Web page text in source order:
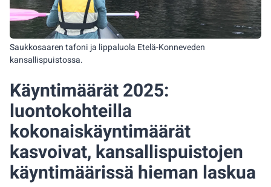
Saukkosaaren tafoni ja lippaluola Etelä-Konneveden
kansallispuistossa.
Käyntimäärät 2025:
luontokohteilla
kokonaiskäyntimäärät
kasvoivat, kansallispuistojen
käyntimäärissä hieman laskua